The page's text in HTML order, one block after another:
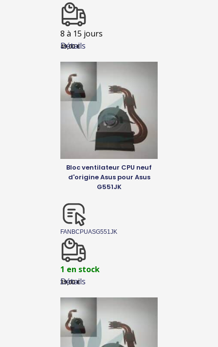
Détails
8 à 15 jours
49,00€
Détails
Bloc ventilateur CPU neuf
d'origine Asus pour Asus
G551JK
FANBCPUASG551JK
1 en stock
39,00€